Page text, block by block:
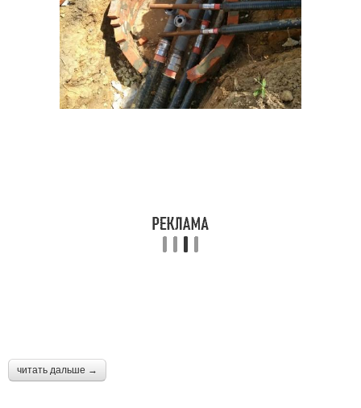
читать дальше →